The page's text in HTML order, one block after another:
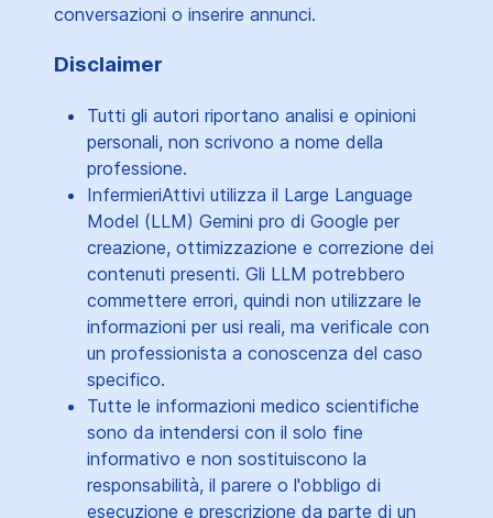
conversazioni o inserire annunci.
Disclaimer
Tutti gli autori riportano analisi e opinioni
personali, non scrivono a nome della
professione.
InfermieriAttivi utilizza il Large Language
Model (LLM) Gemini pro di Google per
creazione, ottimizzazione e correzione dei
contenuti presenti. Gli LLM potrebbero
commettere errori, quindi non utilizzare le
informazioni per usi reali, ma verificale con
un professionista a conoscenza del caso
specifico.
Tutte le informazioni medico scientifiche
sono da intendersi con il solo fine
informativo e non sostituiscono la
responsabilità, il parere o l'obbligo di
esecuzione e prescrizione da parte di un